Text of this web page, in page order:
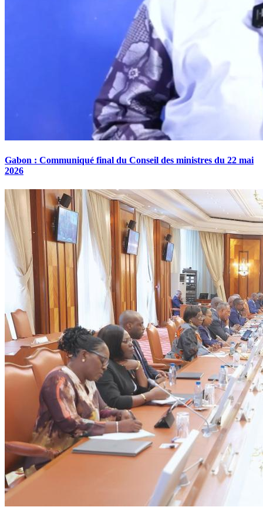
Gabon : Communiqué final du Conseil des ministres du 22 mai
2026